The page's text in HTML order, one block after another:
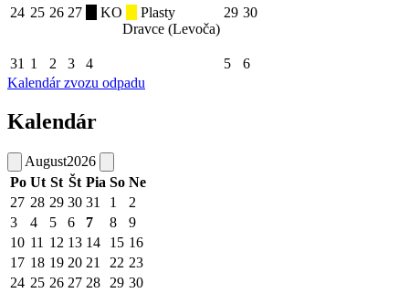
24 25 26 27 KO
Plasty
Dravce (Levoča)
29 30
31 1 2 3 4 5
6
Kalendár zvozu odpadu
Kalendár
August2026
Po Ut St Št Pia So Ne
27 28 29 30 31 1
2
3
4 5 6 7 8
9
10 11 12 13 14 15 16
17 18 19 20 21 22 23
24 25 26 27 28 29 30